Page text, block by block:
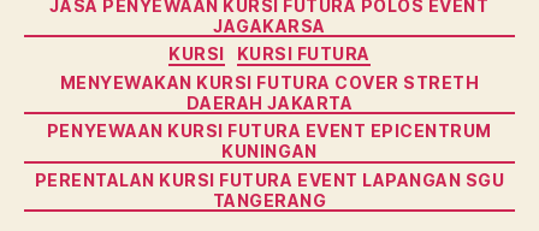
JASA PENYEWAAN KURSI FUTURA POLOS EVENT
JAGAKARSA
KURSI
KURSI FUTURA
MENYEWAKAN KURSI FUTURA COVER STRETH
DAERAH JAKARTA
PENYEWAAN KURSI FUTURA EVENT EPICENTRUM
KUNINGAN
PERENTALAN KURSI FUTURA EVENT LAPANGAN SGU
TANGERANG